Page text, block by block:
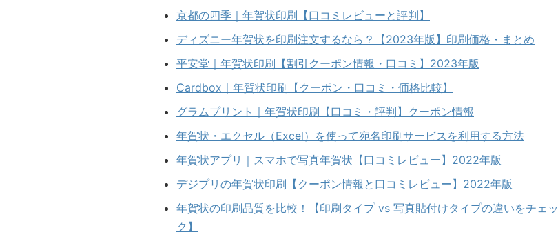
京都の四季｜年賀状印刷【口コミレビューと評判】
ディズニー年賀状を印刷注文するなら？【2023年版】印刷価格・まとめ
平安堂｜年賀状印刷【割引クーポン情報・口コミ】2023年版
Cardbox｜年賀状印刷【クーポン・口コミ・価格比較】
グラムプリント｜年賀状印刷【口コミ・評判】クーポン情報
年賀状・エクセル（Excel）を使って宛名印刷サービスを利用する方法
年賀状アプリ｜スマホで写真年賀状【口コミレビュー】2022年版
デジプリの年賀状印刷【クーポン情報と口コミレビュー】2022年版
年賀状の印刷品質を比較！【印刷タイプ vs 写真貼付けタイプの違いをチェッ
ク】